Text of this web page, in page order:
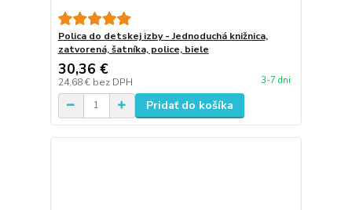
Polica do detskej izby - Jednoduchá knižnica,
zatvorená, šatníka, police, biele
30,36 €
24,68 € bez DPH 3-7 dni
Pridať do košíka